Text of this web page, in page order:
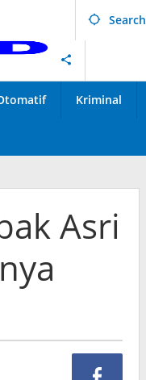
Search
Kriminal
Asri